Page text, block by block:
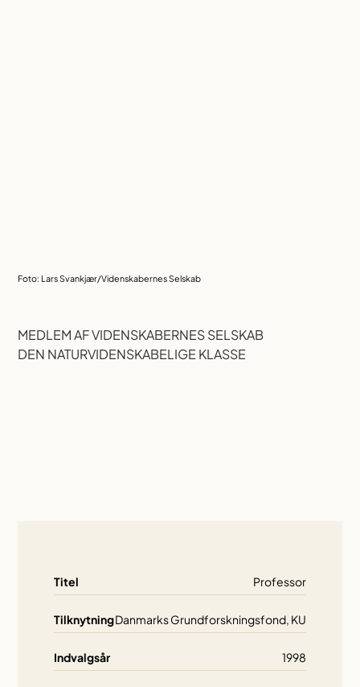
Foto: Lars Svankjær/Videnskabernes Selskab
MEDLEM AF VIDENSKABERNES SELSKAB
DEN NATURVIDENSKABELIGE KLASSE
Titel Professor
TilknytningDanmarks Grundforskningsfond, KU
Indvalgsår 1998